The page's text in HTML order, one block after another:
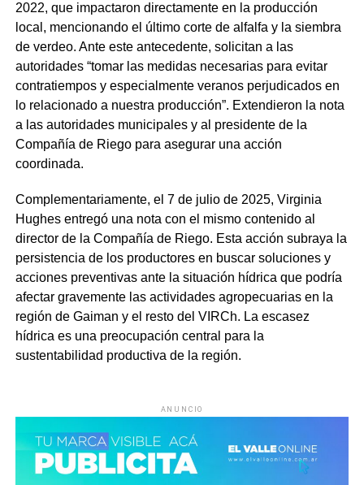
2022, que impactaron directamente en la producción
local, mencionando el último corte de alfalfa y la siembra
de verdeo. Ante este antecedente, solicitan a las
autoridades “tomar las medidas necesarias para evitar
contratiempos y especialmente veranos perjudicados en
lo relacionado a nuestra producción”. Extendieron la nota
a las autoridades municipales y al presidente de la
Compañía de Riego para asegurar una acción
coordinada.
Complementariamente, el 7 de julio de 2025, Virginia
Hughes entregó una nota con el mismo contenido al
director de la Compañía de Riego. Esta acción subraya la
persistencia de los productores en buscar soluciones y
acciones preventivas ante la situación hídrica que podría
afectar gravemente las actividades agropecuarias en la
región de Gaiman y el resto del VIRCh. La escasez
hídrica es una preocupación central para la
sustentabilidad productiva de la región.
ANUNCIO